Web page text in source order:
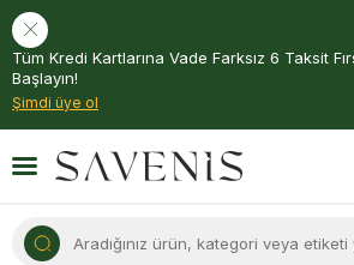
Tüm Kredi Kartlarına Vade Farksız 6 Taksit
Başlayın!
Şimdi üye ol